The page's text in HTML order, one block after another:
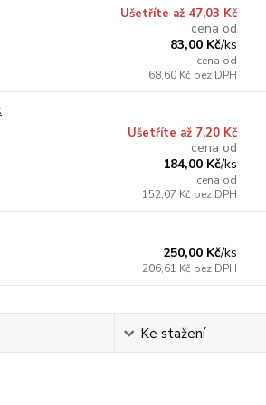
Ušetříte až 47,03 Kč
cena od
83,00 Kč/ks
cena od
68,60 Kč bez DPH
Ušetříte až 7,20 Kč
cena od
184,00 Kč/ks
cena od
152,07 Kč bez DPH
250,00 Kč/ks
206,61 Kč bez DPH
Ke stažení